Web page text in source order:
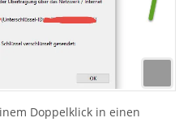
Doppelklick in einen